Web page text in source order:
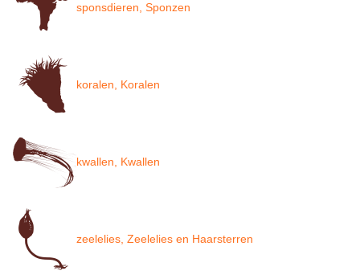
sponsdieren, Sponzen
koralen, Koralen
kwallen, Kwallen
zeelelies, Zeelelies en Haarsterren